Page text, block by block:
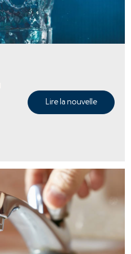
Lire la nouvelle